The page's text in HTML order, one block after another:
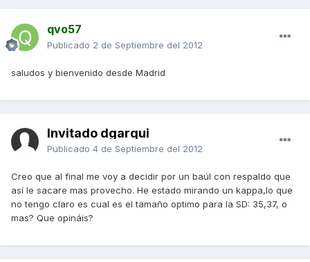
qvo57
Publicado 2 de Septiembre del 2012
saludos y bienvenido desde Madrid
Invitado dgarqui
Publicado 4 de Septiembre del 2012
Creo que al final me voy a decidir por un baúl con respaldo que
así le sacare mas provecho. He estado mirando un kappa,lo que
no tengo claro es cual es el tamaño optimo para la SD: 35,37, o
mas? Que opináis?